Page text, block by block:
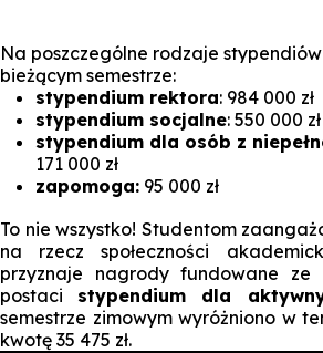
Na poszczególne rodzaje
bieżącym semestrze:
stypendium rektora: 984 000 zł
stypendium socjalne: 550 000 zł
stypendium dla osób z
171 000 zł
zapomoga: 95 000 zł
To nie wszystko! Studentom
na rzecz społeczności
przyznaje nagrody fundowane ze
postaci stypendium dla
semestrze zimowym wyróżniono w
kwotę 35 475 zł.